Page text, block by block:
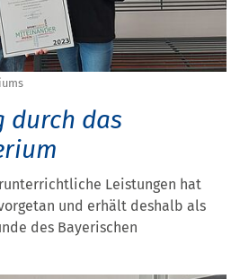
durch das
Leistungen hat
und erhält deshalb als
des Bayerischen